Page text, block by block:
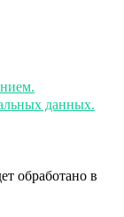
данных.
обработано в